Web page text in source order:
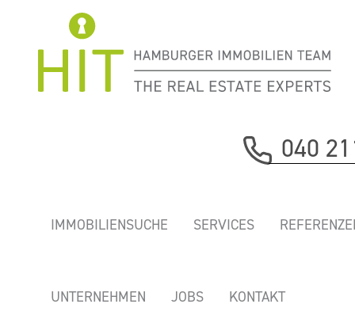
040
IMMOBILIENSUCHE SERVICES
UNTERNEHMEN JOBS KONTAKT
REPRÄSENTATIVE
SCHRITTE VON